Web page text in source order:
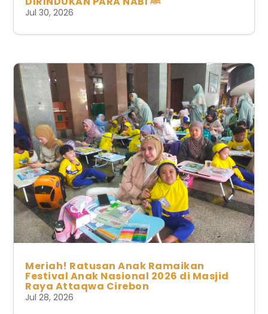
Jul 30, 2026
Meriah! Ratusan Anak Ramaikan
Festival Anak Nasional 2026 di Masjid
Raya Attaqwa Cirebon
Jul 28, 2026